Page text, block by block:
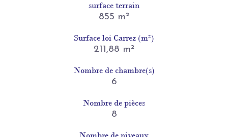
surface terrain
855 m²
Surface loi Carrez (m²)
211,88 m²
Nombre de chambre(s)
6
Nombre de pièces
8